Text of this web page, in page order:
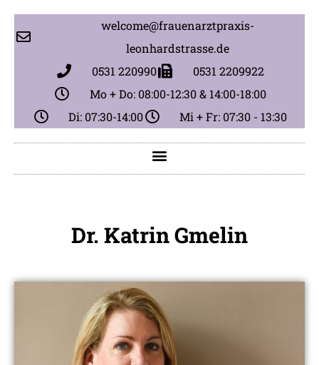
welcome@frauenarztpraxis-
leonhardstrasse.de
0531 220990
0531 2209922
Mo + Do: 08:00-12:30 & 14:00-18:00
Di: 07:30-14:00
Mi + Fr: 07:30 - 13:30
Dr. Katrin Gmelin